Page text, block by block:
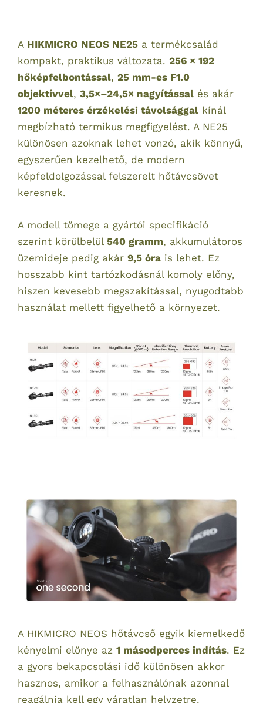
A HIKMICRO NEOS NE25 a termékcsalád
kompakt, praktikus változata. 256 × 192
hőképfelbontással, 25 mm-es F1.0
objektívvel, 3,5×–24,5× nagyítással és akár
1200 méteres érzékelési távolsággal kínál
megbízható termikus megfigyelést. A NE25
különösen azoknak lehet vonzó, akik könnyű,
egyszerűen kezelhető, de modern
képfeldolgozással felszerelt hőtávcsövet
keresnek.
A modell tömege a gyártói specifikáció
szerint körülbelül 540 gramm, akkumulátoros
üzemideje pedig akár 9,5 óra is lehet. Ez
hosszabb kint tartózkodásnál komoly előny,
hiszen kevesebb megszakítással, nyugodtabb
használat mellett figyelhető a környezet.
A HIKMICRO NEOS hőtávcső egyik kiemelkedő
kényelmi előnye az 1 másodperces indítás. Ez
a gyors bekapcsolási idő különösen akkor
hasznos, amikor a felhasználónak azonnal
reagálnia kell egy váratlan helyzetre.